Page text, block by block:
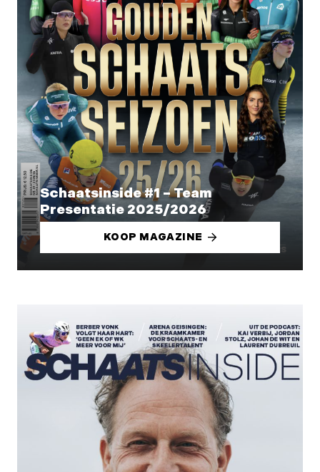
Schaatsinside #1 – Team
Presentatie 2025/2026
KOOP MAGAZINE